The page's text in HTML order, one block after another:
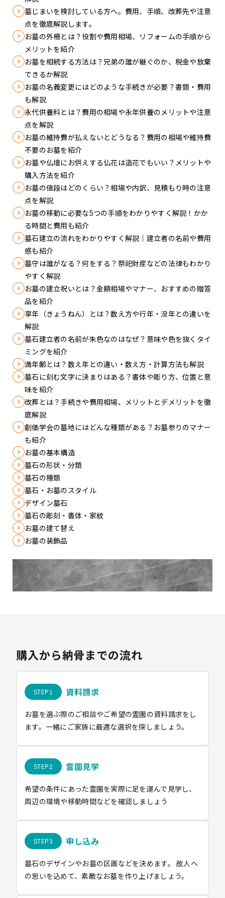
墓じまいを検討している方へ。費用、手順、改葬先や注意
点を徹底解説します。
お墓の外柵とは？役割や費用相場、リフォームの手順から
メリットを紹介
お墓を相続する方法は？兄弟の誰が継ぐのか、税金や放棄
できるか解説
お墓の名義変更にはどのような手続きが必要？書類・費用
も解説
永代供養料とは？費用の相場や永年供養のメリットや注意
点を解説
お墓の維持費が払えないとどうなる？費用の相場や維持費
不要のお墓を紹介
お墓や仏壇にお供えする仏花は造花でもいい？メリットや
購入方法を紹介
お墓の値段はどのくらい？相場や内訳、見積もり時の注意
点を解説
お墓の移動に必要な5つの手順をわかりやすく解説！かか
る時間と費用も紹介
墓石建立の流れをわかりやすく解説｜建立者の名前や費用
感も紹介
墓守は誰がなる？何をする？祭祀財産などの法律もわかり
やすく解説
お墓の建立祝いとは？金額相場やマナー、おすすめの贈答
品を紹介
享年（きょうねん）とは？数え方や行年・没年との違いを
解説
墓石建立者の名前が朱色なのはなぜ？意味や色を抜くタイ
ミングを紹介
満年齢とは？数え年との違い・数え方・計算方法も解説
墓石に刻む文字に決まりはある？書体や彫り方、位置と意
味を紹介
改葬とは？手続きや費用相場、メリットとデメリットを徹
底解説
創価学会の墓地にはどんな種類がある？お墓参りのマナー
も紹介
お墓の基本構造
墓石の形状・分類
墓石の種類
墓石・お墓のスタイル
デザイン墓石
墓石の彫刻・書体・家紋
お墓の建て替え
お墓の装飾品
購入から納骨までの流れ
資料請求
お墓を選ぶ際のご相談やご希望の霊園の資料請求をし
ます。一緒にご家族に最適な選択を探しましょう。
霊園見学
希望の条件にあった霊園を実際に足を運んで見学し、
周辺の環境や移動時間などを確認しましょう
申し込み
墓石のデザインやお墓の区画などを決めます。 故人へ
の思いを込めて、素敵なお墓を作り上げましょう。